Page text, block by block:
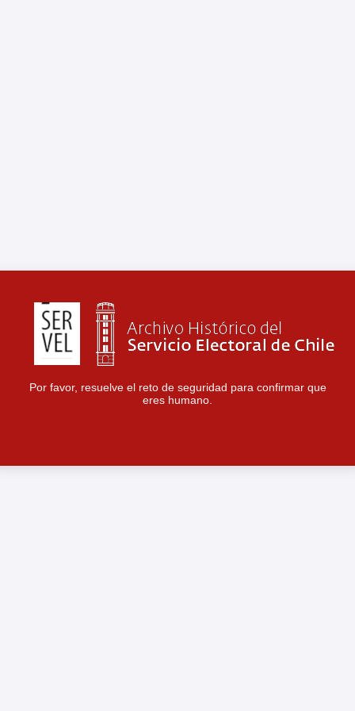
Por favor, resuelve el reto de seguridad para confirmar que
eres humano.